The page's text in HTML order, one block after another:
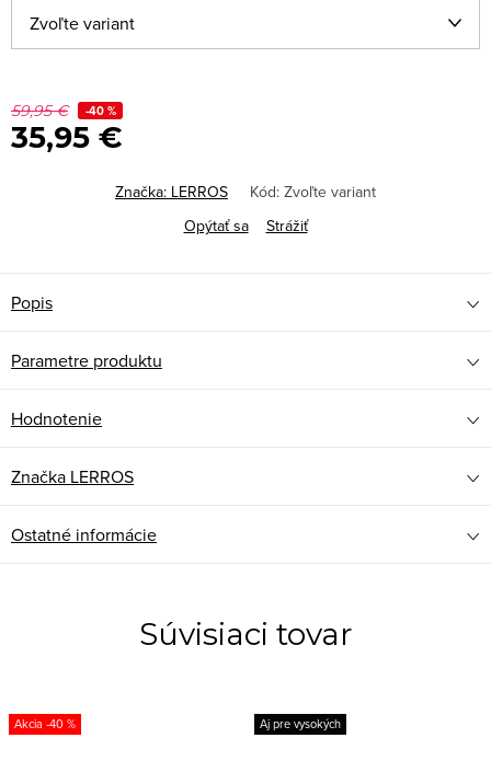
59,95 € -40 %
35,95 €
Značka: LERROS Kód: Zvoľte variant
Opýtať sa
Strážiť
Popis
Parametre produktu
Hodnotenie
Značka LERROS
Ostatné informácie
Súvisiaci tovar
-40 % Aj pre vysokých